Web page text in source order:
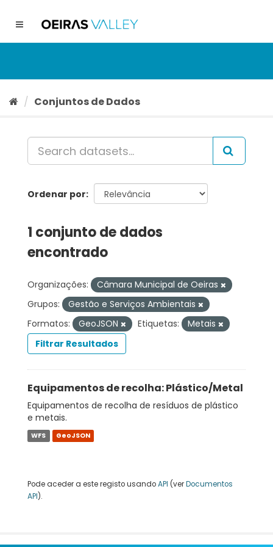
conteúdo
Toggle
Conjuntos de Dados
Ordenar por
1 conjunto de dados
encontrado
Organizações:
Câmara Municipal de Oeiras
Grupos:
Gestão e Serviços Ambientais
Formatos:
GeoJSON Etiquetas:
Metais
Filtrar Resultados
Equipamentos de recolha: Plástico/Metal
Equipamentos de recolha de resíduos de plástico
e metais.
WFS GeoJSON
Pode aceder a este registo usandoAPI (verDocumentos
API).